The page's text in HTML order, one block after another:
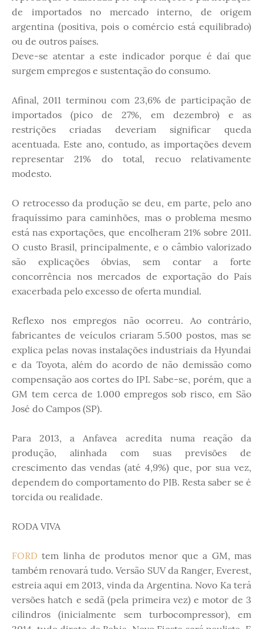
de importados no mercado interno, de origem
argentina (positiva, pois o comércio está equilibrado)
ou de outros países.
Deve-se atentar a este indicador porque é daí que
surgem empregos e sustentação do consumo.
Afinal, 2011 terminou com 23,6% de participação de
importados (pico de 27%, em dezembro) e as
restrições criadas deveriam significar queda
acentuada. Este ano, contudo, as importações devem
representar 21% do total, recuo relativamente
modesto.
O retrocesso da produção se deu, em parte, pelo ano
fraquíssimo para caminhões, mas o problema mesmo
está nas exportações, que encolheram 21% sobre 2011.
O custo Brasil, principalmente, e o câmbio valorizado
são explicações óbvias, sem contar a forte
concorrência nos mercados de exportação do País
exacerbada pelo excesso de oferta mundial.
Reflexo nos empregos não ocorreu. Ao contrário,
fabricantes de veículos criaram 5.500 postos, mas se
explica pelas novas instalações industriais da Hyundai
e da Toyota, além do acordo de não demissão como
compensação aos cortes do IPI. Sabe-se, porém, que a
GM tem cerca de 1.000 empregos sob risco, em São
José do Campos (SP).
Para 2013, a Anfavea acredita numa reação da
produção, alinhada com suas previsões de
crescimento das vendas (até 4,9%) que, por sua vez,
dependem do comportamento do PIB. Resta saber se é
torcida ou realidade.
RODA VIVA
FORD tem linha de produtos menor que a GM, mas
também renovará tudo. Versão SUV da Ranger, Everest,
estreia aqui em 2013, vinda da Argentina. Novo Ka terá
versões hatch e sedã (pela primeira vez) e motor de 3
cilindros (inicialmente sem turbocompressor), em